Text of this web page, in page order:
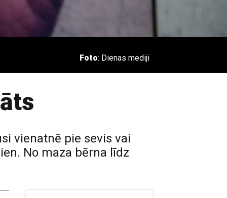
Foto: Dienas mediji
vienatnē pie sevis vai
No maza bērna līdz